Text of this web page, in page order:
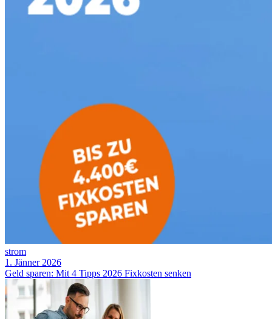
strom
1. Jänner 2026
Geld sparen: Mit 4 Tipps 2026 Fixkosten senken